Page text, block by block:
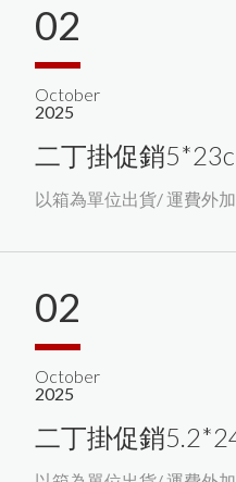
02
October
2025
二丁掛促銷
以箱為單位出貨/ 運費外加
02
October
2025
二丁掛促銷